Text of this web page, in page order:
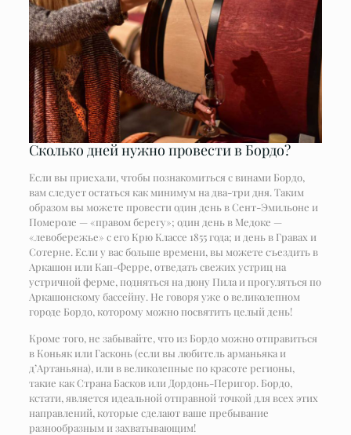
Сколько дней нужно провести в Бордо?
Если вы приехали, чтобы познакомиться с винами Бордо,
вам следует остаться как минимум на два-три дня. Таким
образом вы можете провести один день в Сент-Эмильоне и
Помероле — «правом берегу»; один день в Медоке —
«левобережье» с его Крю Классе 1855 года; и день в Гравах и
Сотерне. Если у вас больше времени, вы можете съездить в
Аркашон или Кап-Ферре, отведать свежих устриц на
устричной ферме, подняться на дюну Пила и прогуляться по
Аркашонскому бассейну. Не говоря уже о великолепном
городе Бордо, которому можно посвятить целый день!
Кроме того, не забывайте, что из Бордо можно отправиться
в Коньяк или Гасконь (если вы любитель арманьяка и
д’Артаньяна), или в великолепные по красоте регионы,
такие как Страна Басков или Дордонь-Перигор. Бордо,
кстати, является идеальной отправной точкой для всех этих
направлений, которые сделают ваше пребывание
разнообразным и захватывающим!